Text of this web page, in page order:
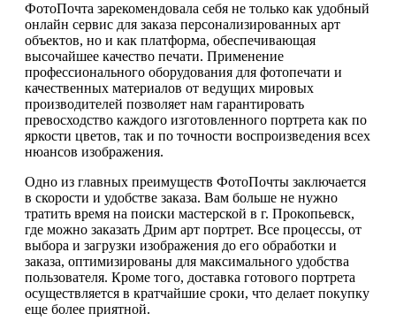
ФотоПочта зарекомендовала себя не только как удобный
онлайн сервис для заказа персонализированных арт
объектов, но и как платформа, обеспечивающая
высочайшее качество печати. Применение
профессионального оборудования для фотопечати и
качественных материалов от ведущих мировых
производителей позволяет нам гарантировать
превосходство каждого изготовленного портрета как по
яркости цветов, так и по точности воспроизведения всех
нюансов изображения.
Одно из главных преимуществ ФотоПочты заключается
в скорости и удобстве заказа. Вам больше не нужно
тратить время на поиски мастерской в г. Прокопьевск,
где можно заказать Дрим арт портрет. Все процессы, от
выбора и загрузки изображения до его обработки и
заказа, оптимизированы для максимального удобства
пользователя. Кроме того, доставка готового портрета
осуществляется в кратчайшие сроки, что делает покупку
еще более приятной.